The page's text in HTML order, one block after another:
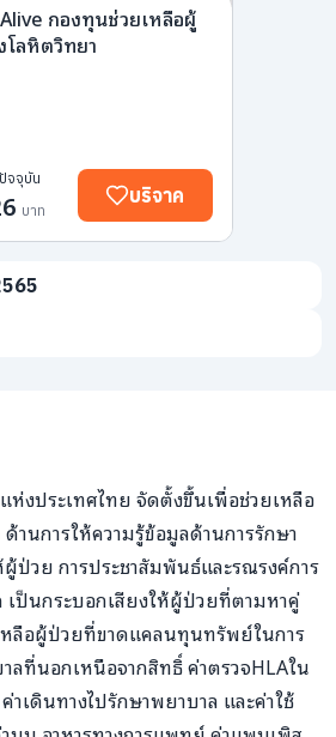
กองทุนช่วยเหลือผู้
โลหิตวิทยา
จจุบัน
บาท
บริจาค
ห่งประเทศไทย จัดตั้งขึ้นเพื่อช่วยเหลือ
านการให้ความรู้ข้อมูลด้านการรักษา
ผู้ป่วย การประชาสัมพันธ์และรณรงค์การ
เป็นกระบอกเสียงให้ผู้ป่วยที่ตามหาคู่
หลือผู้ป่วยที่ขาดแคลนทุนทรัพย์ในการ
ลที่นอกเหนือจากสิทธิ์ ค่าตรวจHLAใน
าเดินทางไปรักษาพยาบาล และค่าใช้